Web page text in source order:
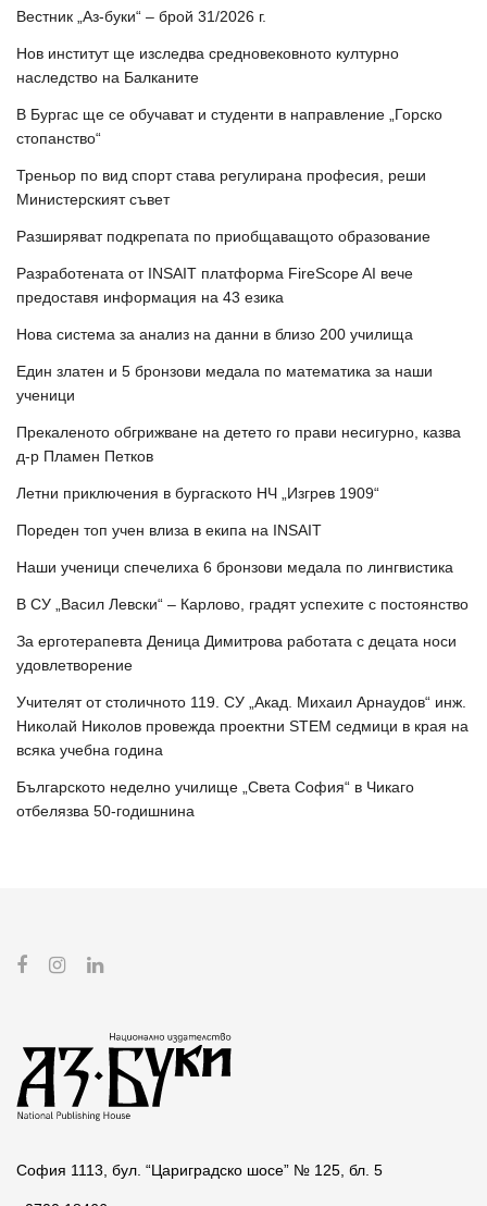
Вестник „Аз-буки“ – брой 31/2026 г.
Нов институт ще изследва средновековното културно
наследство на Балканите
В Бургас ще се обучават и студенти в направление „Горско
стопанство“
Треньор по вид спорт става регулирана професия, реши
Министерският съвет
Разширяват подкрепата по приобщаващото образование
Разработената от INSAIT платформа FireScope AI вече
предоставя информация на 43 езика
Нова система за анализ на данни в близо 200 училища
Един златен и 5 бронзови медала по математика за наши
ученици
Прекаленото обгрижване на детето го прави несигурно, казва
д-р Пламен Петков
Летни приключения в бургаското НЧ „Изгрев 1909“
Пореден топ учен влиза в екипа на INSAIT
Наши ученици спечелиха 6 бронзови медала по лингвистика
В СУ „Васил Левски“ – Карлово, градят успехите с постоянство
За ерготерапевта Деница Димитрова работата с децата носи
удовлетворение
Учителят от столичното 119. СУ „Акад. Михаил Арнаудов“ инж.
Николай Николов провежда проектни STEM седмици в края на
всяка учебна година
Българското неделно училище „Света София“ в Чикаго
отбелязва 50-годишнина
София 1113, бул. “Цариградско шосе” № 125, бл. 5